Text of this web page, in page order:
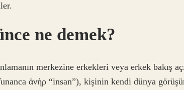
ne demek?
merkezine erkekleri veya erkek bakış
ἀνήρ “insan”), kişinin kendi dünya